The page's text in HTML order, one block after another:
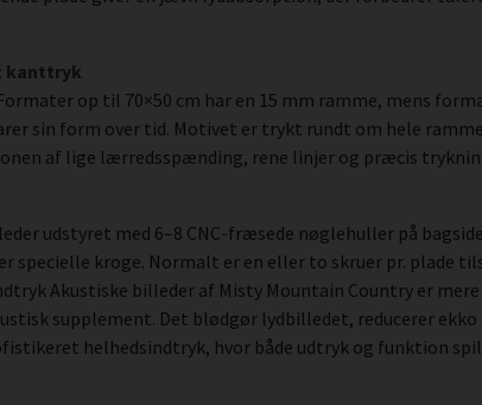
kanttryk
op til 70×50 cm har en 15 mm ramme, mens
sin form over tid. Motivet er trykt rundt om hele
af lige lærredsspænding, rene linjer og præcis
udstyret med 6–8 CNC-fræsede nøglehuller på
specielle kroge. Normalt er en eller to skruer pr.
Akustiske billeder af Misty Mountain Country er
supplement. Det blødgør lydbilledet, reducerer
helhedsindtryk, hvor både udtryk og funktion